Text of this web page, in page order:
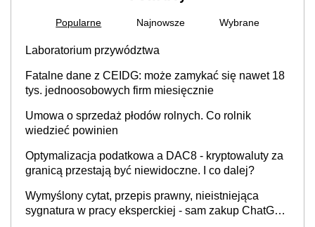
Popularne Najnowsze Wybrane
Laboratorium przywództwa
Fatalne dane z CEIDG: może zamykać się nawet 18
tys. jednoosobowych firm miesięcznie
Umowa o sprzedaż płodów rolnych. Co rolnik
wiedzieć powinien
Optymalizacja podatkowa a DAC8 - kryptowaluty za
granicą przestają być niewidoczne. I co dalej?
Wymyślony cytat, przepis prawny, nieistniejąca
sygnatura w pracy eksperckiej - sam zakup ChatGPT